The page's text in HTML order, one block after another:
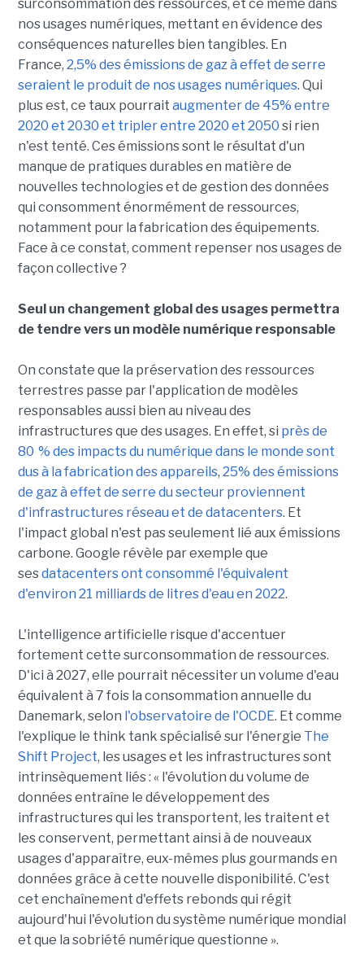
surconsommation des ressources, et ce même dans
nos usages numériques, mettant en évidence des
conséquences naturelles bien tangibles. En
France, 2,5% des émissions de gaz à effet de serre
seraient le produit de nos usages numériques. Qui
plus est, ce taux pourrait augmenter de 45% entre
2020 et 2030 et tripler entre 2020 et 2050 si rien
n'est tenté. Ces émissions sont le résultat d'un
manque de pratiques durables en matière de
nouvelles technologies et de gestion des données
qui consomment énormément de ressources,
notamment pour la fabrication des équipements.
Face à ce constat, comment repenser nos usages de
façon collective ?
Seul un changement global des usages permettra
de tendre vers un modèle numérique responsable
On constate que la préservation des ressources
terrestres passe par l'application de modèles
responsables aussi bien au niveau des
infrastructures que des usages. En effet, si près de
80 % des impacts du numérique dans le monde sont
dus à la fabrication des appareils, 25% des émissions
de gaz à effet de serre du secteur proviennent
d'infrastructures réseau et de datacenters. Et
l'impact global n'est pas seulement lié aux émissions
carbone. Google révèle par exemple que
sesdatacenters ont consommé l'équivalent
d'environ 21 milliards de litres d'eau en 2022.
L'intelligence artificielle risque d'accentuer
fortement cette surconsommation de ressources.
D'ici à 2027, elle pourrait nécessiter un volume d'eau
équivalent à 7 fois la consommation annuelle du
Danemark, selon l'observatoire de l'OCDE. Et comme
l'explique le think tank spécialisé sur l'énergie The
Shift Project, les usages et les infrastructures sont
intrinsèquement liés : « l'évolution du volume de
données entraîne le développement des
infrastructures qui les transportent, les traitent et
les conservent, permettant ainsi à de nouveaux
usages d'apparaître, eux-mêmes plus gourmands en
données grâce à cette nouvelle disponibilité. C'est
cet enchaînement d'effets rebonds qui régit
aujourd'hui l'évolution du système numérique mondial
et que la sobriété numérique questionne ».